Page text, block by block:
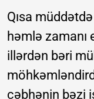
Qısa
həmlə
illərdən bəri
cəbhənin bəzi